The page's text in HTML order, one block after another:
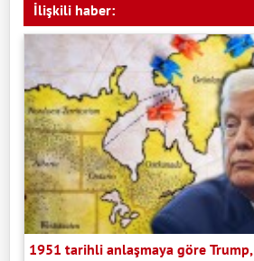
İlişkili haber:
1951 tarihli anlaşmaya göre